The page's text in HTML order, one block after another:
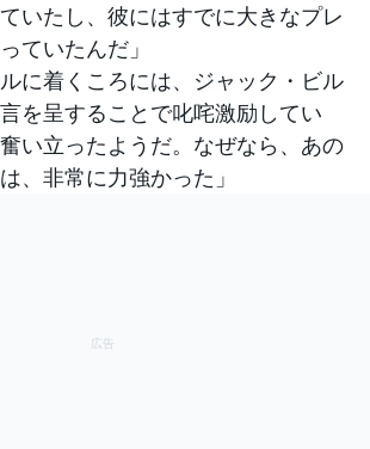
いたし、彼にはすでに大きなプレ
ていたんだ」
ルに着くころには、ジャック・ビル
を呈することで叱咤激励してい
い立ったようだ。なぜなら、あの
、非常に力強かった」